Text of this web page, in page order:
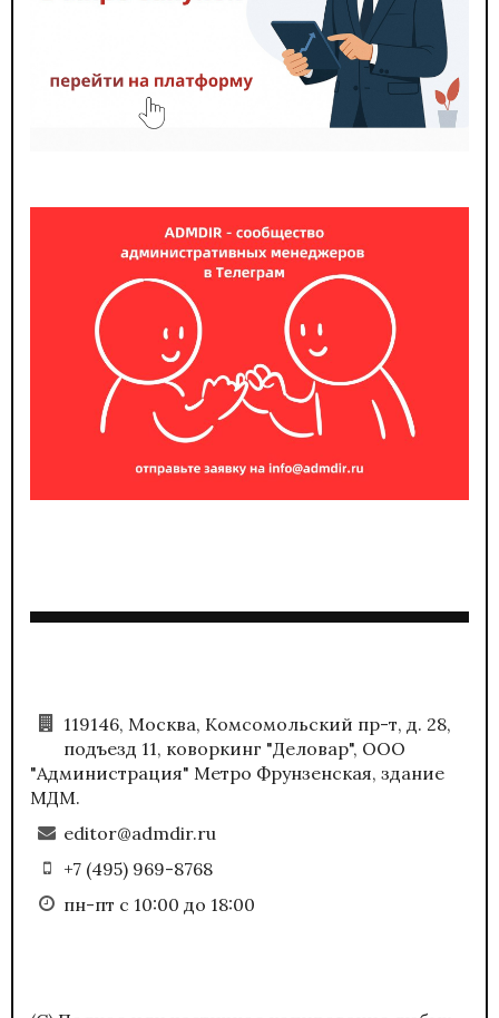
119146, Москва, Комсомольский пр-т, д. 28,
подъезд 11, коворкинг "Деловар", ООО
"Администрация" Метро Фрунзенская, здание
МДМ.
editor@admdir.ru
+7 (495) 969-8768
пн-пт с 10:00 до 18:00